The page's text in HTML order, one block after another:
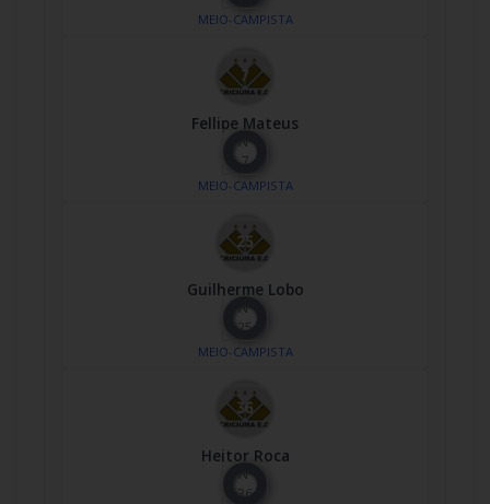
MEIO-CAMPISTA
Fellipe Mateus
Nº
7
MEIO-CAMPISTA
Guilherme Lobo
Nº
25
MEIO-CAMPISTA
Heitor Roca
Nº
36